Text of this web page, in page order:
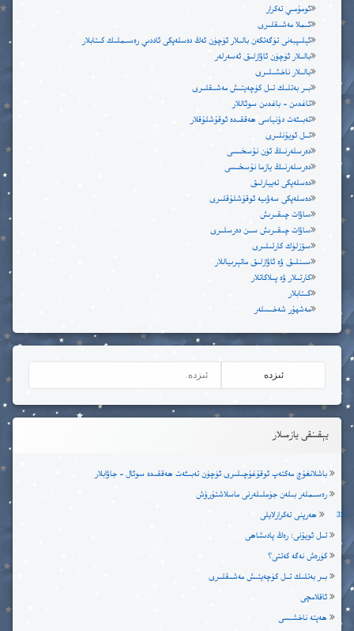
ئومۇمىي تەكرار
ئىملا مەشىقلىرى
ئېلىپبەنى تۈگەتكەن بالىلار ئۈچۈن ئەڭ دەسلەپكى ئاددىي رەسىملىك كىتابلار
بالىلار ئۈچۈن ئاۋازلىق ئەسەرلەر
بالىلار ناخشىلىرى
بىر بەتلىك تىل كۈچەيتىش مەشىقلىرى
تاغدىن – باغدىن سوئاللار
تەبىئەت دۇنياسى ھەققىدە ئوقۇشلۇقلار
تىل ئويۇنلىرى
دەرسلەرنىڭ ئۈن نۇسخىسى
دەرسلەرنىڭ يازما نۇسخىسى
دەسلەپكى تەييارلىق
دەسلەپكى سەۋىيە ئوقۇشلۇقلىرى
ساۋات چىقىرىش
ساۋات چىقىرىش سىن دەرسلىرى
سۆزلۈك كارتىلىرى
سىنلىق ۋە ئاۋازلىق ماتېرىياللار
كارتىلار ۋە پىلاكاتلار
كىتابلار
مەشھۇر شەخىسلەر
يېقىنقى يازمىلار
باشلانغۇچ مەكتەپ ئوقۇغۇچىلىرى ئۈچۈن تەبىئەت ھەققىدە سوئال – جاۋابلار
رەسىملەر بىلەن جۈملىلەرنى ماسلاشتۇرۇش
32 ھەرپنى تەكرارلايلى
تىل ئويۇنى: رەڭ پادىشاھى
كۈرەش نەگە كەتتى؟
بىر بەتلىك تىل كۈچەيتىش مەشىقلىرى
ئاقلامچى
ھەپتە ناخشىسى